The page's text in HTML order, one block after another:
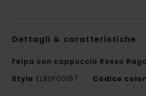
Dettagli & caratteristiche
Felpa con cappuccio Rosso
Style ELBSF00197 Codice